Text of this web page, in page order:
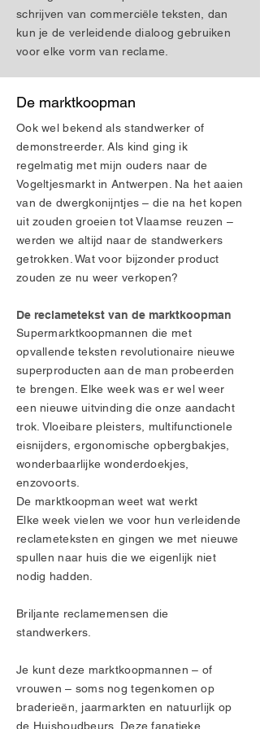
schrijven van commerciële teksten, dan
kun je de verleidende dialoog gebruiken
voor elke vorm van reclame.
De marktkoopman
Ook wel bekend als standwerker of
demonstreerder. Als kind ging ik
regelmatig met mijn ouders naar de
Vogeltjesmarkt in Antwerpen. Na het aaien
van de dwergkonijntjes – die na het kopen
uit zouden groeien tot Vlaamse reuzen –
werden we altijd naar de standwerkers
getrokken. Wat voor bijzonder product
zouden ze nu weer verkopen?
De reclametekst van de marktkoopman
Supermarktkoopmannen die met
opvallende teksten revolutionaire nieuwe
superproducten aan de man probeerden
te brengen. Elke week was er wel weer
een nieuwe uitvinding die onze aandacht
trok. Vloeibare pleisters, multifunctionele
eisnijders, ergonomische opbergbakjes,
wonderbaarlijke wonderdoekjes,
enzovoorts.
De marktkoopman weet wat werkt
Elke week vielen we voor hun verleidende
reclameteksten en gingen we met nieuwe
spullen naar huis die we eigenlijk niet
nodig hadden.
Briljante reclamemensen die
standwerkers.
Je kunt deze marktkoopmannen – of
vrouwen – soms nog tegenkomen op
braderieën, jaarmarkten en natuurlijk op
de Huishoudbeurs. Deze fanatieke